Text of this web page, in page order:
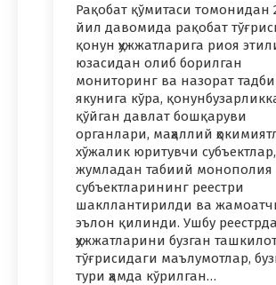
Рақобат қўмитаси томонидан
йил давомида рақобат
қонун ҳужжатларига риоя
юзасидан олиб борилган
мониторинг ва назорат
якунига кўра,
қўйган давлат бошқаруви
органлари, маҳаллий
хўжалик юритувчи
жумладан табиий монополия
субъектларининг реестри
шакллантирилди ва
эълон қилинди. Ушбу
ҳужжатларини бузган
тўғрисидаги маълумотлар,
тури ҳамда кўрилган…